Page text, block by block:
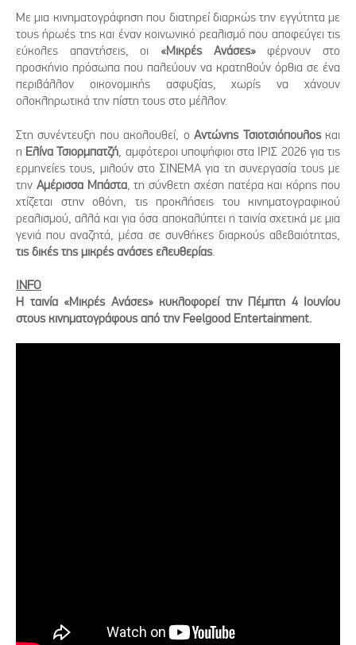
Με μια κινηματογράφηση που διατηρεί διαρκώς την εγγύτητα με
τους ήρωές της και έναν κοινωνικό ρεαλισμό που αποφεύγει τις
εύκολες απαντήσεις, οι «Μικρές Ανάσες»φέρνουν στο
προσκήνιο πρόσωπα που παλεύουν να κρατηθούν όρθια σε ένα
περιβάλλον οικονομικής ασφυξίας, χωρίς να χάνουν
ολοκληρωτικά την πίστη τους στο μέλλον.
Στη συνέντευξη που ακολουθεί, οΑντώνης Τσιοτσιόπουλος και
η Ελίνα Τσιορμπατζή , αμφότεροι υποψήφιοι στα ΙΡΙΣ 2026 για τις
ερμηνείες τους, μιλούν στο ΣΙΝΕΜΑ για τη συνεργασία τους με
την Αμέρισσα Μπάστα, τη σύνθετη σχέση πατέρα και κόρης που
χτίζεται στην οθόνη, τις προκλήσεις του κινηματογραφικού
ρεαλισμού, αλλά και για όσα αποκαλύπτει η ταινία σχετικά με μια
γενιά που αναζητά, μέσα σε συνθήκες διαρκούς αβεβαιότητας,
τις δικές της μικρές ανάσες ελευθερίας.
INFO
Η ταινία «Μικρές Ανάσες» κυκλοφορεί την Πέμπτη 4 Ιουνίου
στους κινηματογράφους από την Feelgood Entertainment.